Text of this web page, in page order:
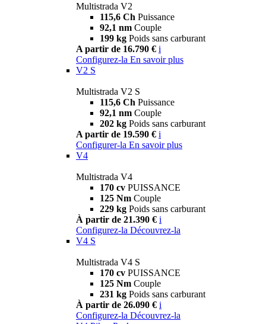
Multistrada V2
115,6 Ch Puissance
92,1 nm Couple
199 kg Poids sans carburant
A partir de 16.790 € i
Configurez-la En savoir plus
V2 S
Multistrada V2 S
115,6 Ch Puissance
92,1 nm Couple
202 kg Poids sans carburant
A partir de 19.590 € i
Configurer-la En savoir plus
V4
Multistrada V4
170 cv PUISSANCE
125 Nm Couple
229 kg Poids sans carburant
À partir de 21.390 € i
Configurez-la Découvrez-la
V4 S
Multistrada V4 S
170 cv PUISSANCE
125 Nm Couple
231 kg Poids sans carburant
À partir de 26.090 € i
Configurez-la Découvrez-la